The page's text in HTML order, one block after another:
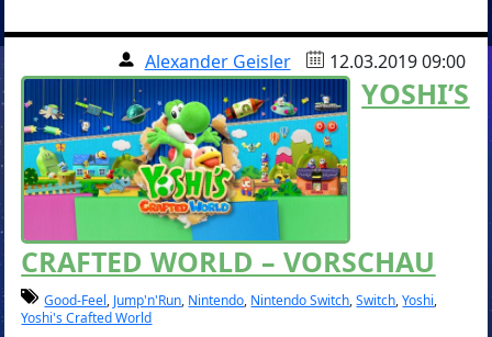
Alexander Geisler 12.03.2019 09:00
YOSHI’S
CRAFTED WORLD – VORSCHAU
Good-Feel, Jump'n'Run, Nintendo, Nintendo Switch,Switch,Yoshi,
Yoshi's Crafted World